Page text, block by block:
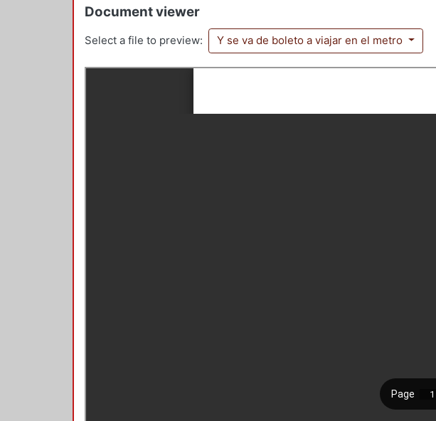
Document viewer
Select a file to preview: Y se va de boleto a viajar en el metro